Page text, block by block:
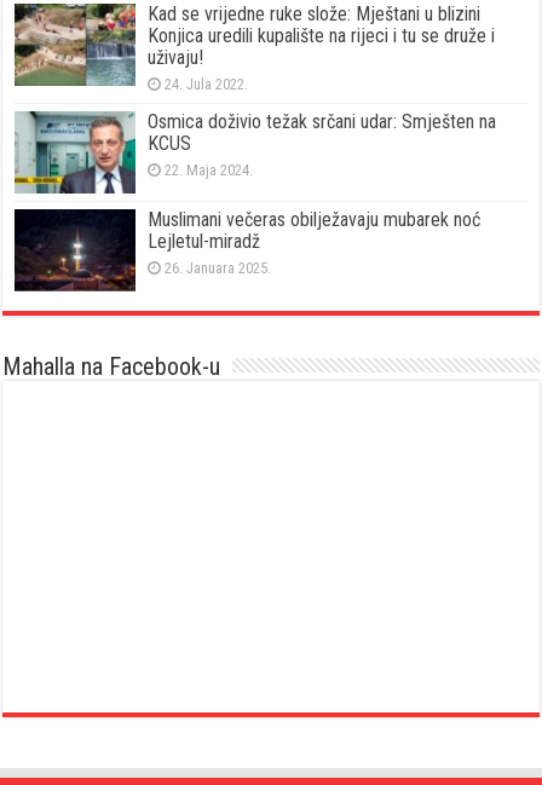
Kad se vrijedne ruke slože: Mještani u blizini
Konjica uredili kupalište na rijeci i tu se druže i
uživaju!
24. Jula 2022.
Osmica doživio težak srčani udar: Smješten na
KCUS
22. Maja 2024.
Muslimani večeras obilježavaju mubarek noć
Lejletul-miradž
26. Januara 2025.
Mahalla na Facebook-u